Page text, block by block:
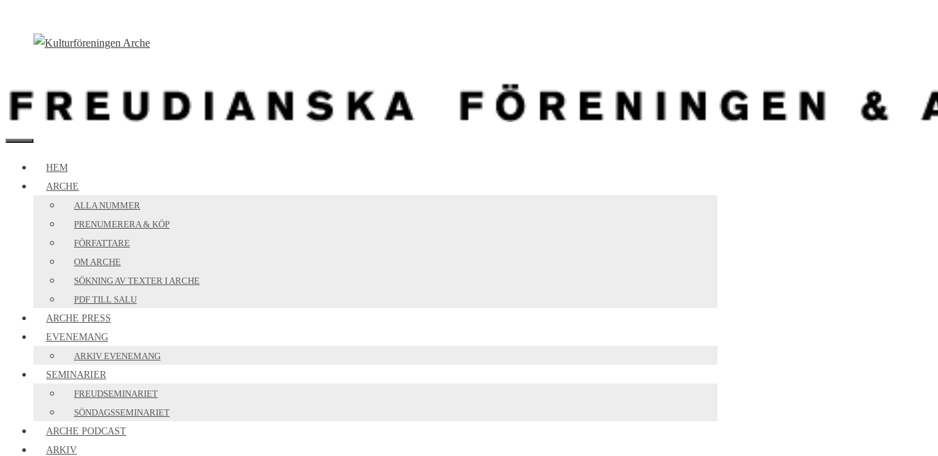
MENY
HEM
ARCHE
ALLA NUMMER
PRENUMERERA & KÖP
FÖRFATTARE
OM ARCHE
SÖKNING AV TEXTER I ARCHE
PDF TILL SALU
ARCHE PRESS
EVENEMANG
ARKIV EVENEMANG
SEMINARIER
FREUDSEMINARIET
SÖNDAGSSEMINARIET
ARCHE PODCAST
ARKIV